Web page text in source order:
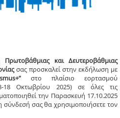
Πρωτοβάθμιας και Δευτεροβάθμιας
σας προσκαλεί στην εκδήλωση με
στο πλαίσιο εορτασμού
Οκτωβρίου 2025) σε όλες τις
την Παρασκευή 17.10.2025
σύνδεσή σας θα χρησιμοποιήσετε τον